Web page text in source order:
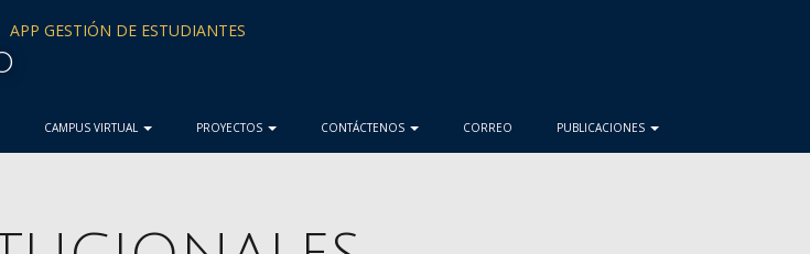
APP GESTIÓN DE ESTUDIANTES
CAMPUS VIRTUAL PROYECTOS CONTÁCTENOS CORREO PUBLICACIONES